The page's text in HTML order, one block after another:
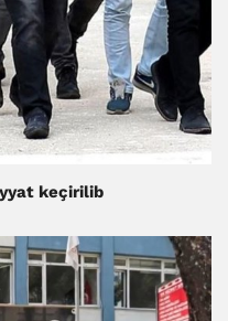
keçirilib